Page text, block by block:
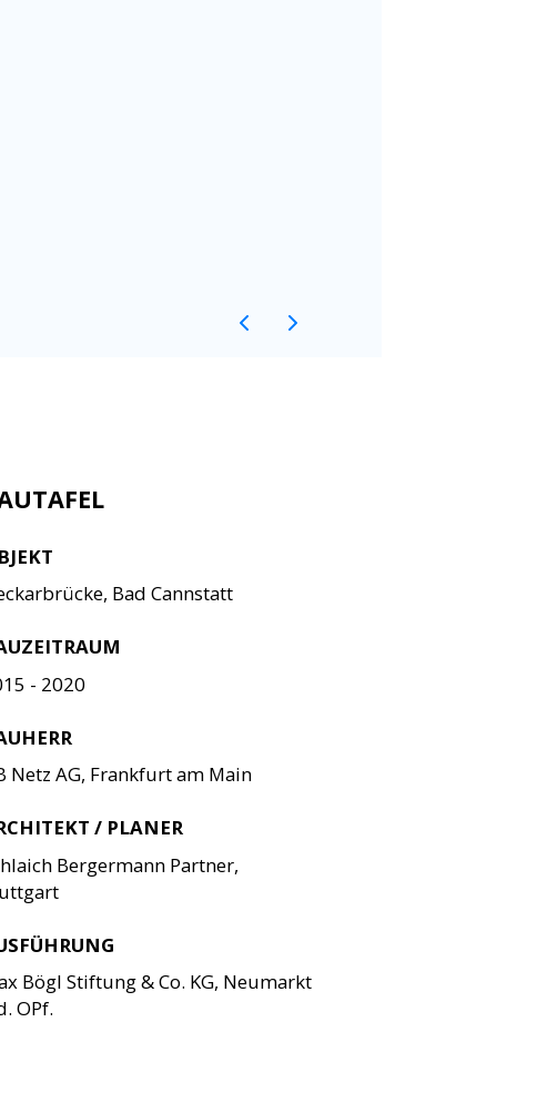
Bad Cannstatt
- 2020
Netz AG, Frankfurt am Main
/ PLANER
Bergermann Partner,
Bögl Stiftung & Co. KG, Neumarkt
OPf.